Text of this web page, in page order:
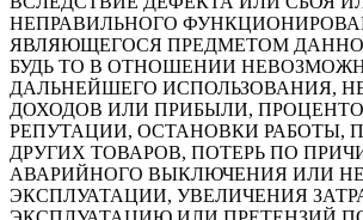
НЕПРАВИЛЬНОГО
ЯВЛЯЮЩЕГОСЯ ПРЕДМЕТОМ
БУДЬ ТО В ОТНОШЕНИИ
ДАЛЬНЕЙШЕГО ИСПОЛЬЗОВАНИЯ,
ДОХОДОВ ИЛИ ПРИБЫЛИ,
РЕПУТАЦИИ, ОСТАНОВКИ РАБОТЫ,
ДРУГИХ ТОВАРОВ, ПОТЕРЬ ПО
АВАРИЙНОГО ВЫКЛЮЧЕНИЯ ИЛИ
ЭКСПЛУАТАЦИИ, УВЕЛИЧЕНИЯ